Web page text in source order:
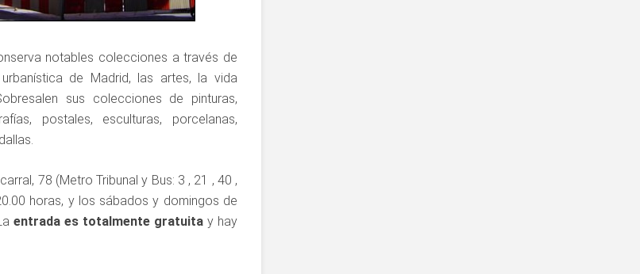
notables colecciones a través de
de Madrid, las artes, la vida
sus colecciones de pinturas,
postales, esculturas, porcelanas,
78 (Metro Tribunal y Bus: 3 , 21 , 40 ,
horas, y los sábados y domingos de
entrada es totalmente gratuita y hay